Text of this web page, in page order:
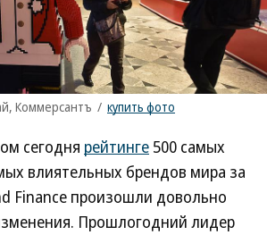
Коммерсантъ / купить фото
сегодня рейтинге 500 самых
влиятельных брендов мира за
Finance произошли довольно
Прошлогодний лидер